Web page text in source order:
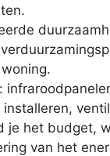
je het budget,
van het